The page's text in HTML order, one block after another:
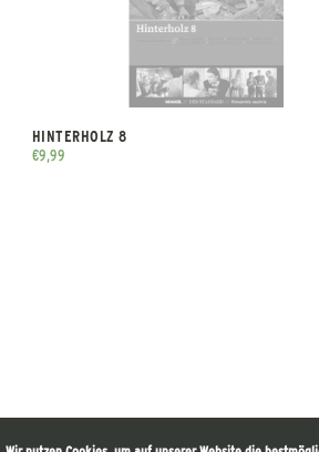
HINTERHOLZ 8
€9,99